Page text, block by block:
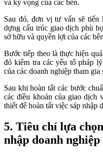
và kỳ vọng của các bên.
Sau đó, đơn vị tư vấn sẽ tiến
dựng cấu trúc giao dịch phù
sở hữu và quyền lợi của các
Bước tiếp theo là thực hiện
đó kiểm tra các yếu tố pháp
của các doanh nghiệp tham gia
Sau khi hoàn tất các bước
các điều khoản của giao dịch
thiết để hoàn tất việc sáp nhập
5. Tiêu chí lựa
nhập doanh nghiệp